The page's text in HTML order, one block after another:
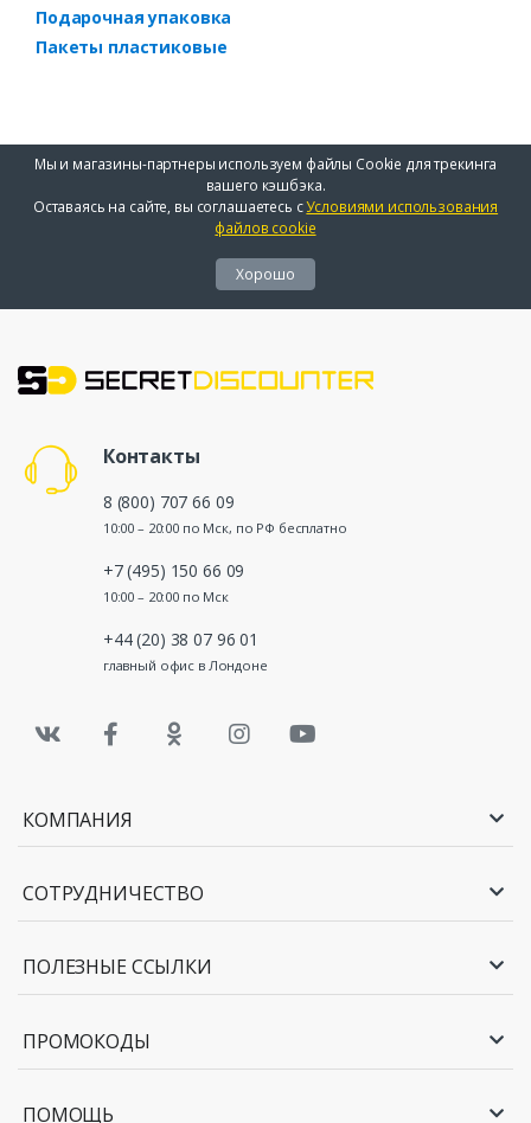
Подарочная упаковка
Пакеты пластиковые
Мы и магазины-партнеры используем файлы Cookie для трекинга
вашего кэшбэка.
Оставаясь на сайте, вы соглашаетесь сУсловиями использования
файлов cookie
Хорошо
Контакты
8 (800) 707 66 09
10:00 – 20:00 по Мск, по РФ бесплатно
+7 (495) 150 66 09
10:00 – 20:00 по Мск
+44 (20) 38 07 96 01
главный офис в Лондоне
КОМПАНИЯ
СОТРУДНИЧЕСТВО
ПОЛЕЗНЫЕ ССЫЛКИ
ПРОМОКОДЫ
ПОМОЩЬ